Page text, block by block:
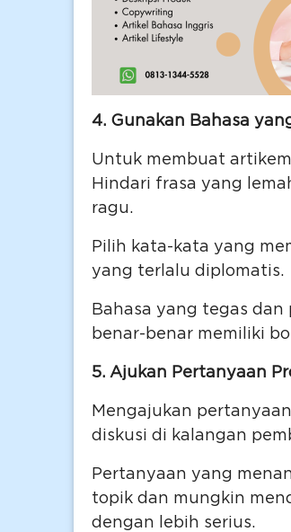
4. Gunakan Bahasa
Untuk membuat
Hindari frasa yang
ragu.
Pilih kata-kata yang
yang terlalu diplomatis.
Bahasa yang tegas
benar-benar memiliki
5. Ajukan Pertanyaan
Mengajukan
diskusi di kalangan
Pertanyaan yang
topik dan mungkin
dengan lebih serius.